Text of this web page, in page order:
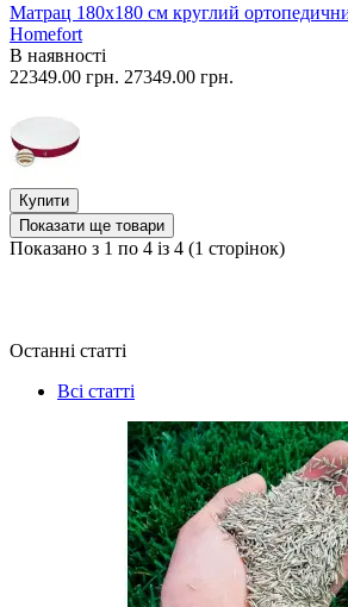
Матрац 180х180 см круглий
Homefort
В наявності
22349.00 грн. 27349.00 грн.
Купити
Показати ще товари
Показано з 1 по 4 із 4 (1 сторінок)
Останні статті
Всі статті